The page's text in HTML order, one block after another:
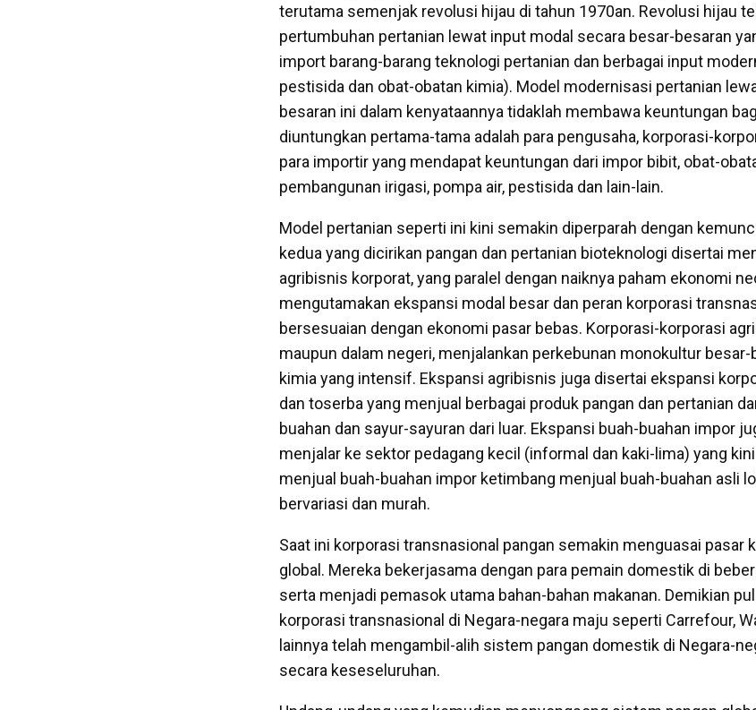
terutama semenjak revolusi hijau di tahun 1970an. Revolusi hijau
pertumbuhan pertanian lewat input modal secara besar-besaran
import barang-barang teknologi pertanian dan berbagai input
pestisida dan obat-obatan kimia). Model modernisasi pertanian
besaran ini dalam kenyataannya tidaklah membawa keuntungan
diuntungkan pertama-tama adalah para pengusaha, korporasi-
para importir yang mendapat keuntungan dari impor bibit, obat-
pembangunan irigasi, pompa air, pestisida dan lain-lain.
Model pertanian seperti ini kini semakin diperparah dengan
kedua yang dicirikan pangan dan pertanian bioteknologi disertai
agribisnis korporat, yang paralel dengan naiknya paham ekonomi
mengutamakan ekspansi modal besar dan peran korporasi
bersesuaian dengan ekonomi pasar bebas. Korporasi-korporasi
maupun dalam negeri, menjalankan perkebunan monokultur
kimia yang intensif. Ekspansi agribisnis juga disertai ekspansi
dan toserba yang menjual berbagai produk pangan dan pertanian
buahan dan sayur-sayuran dari luar. Ekspansi buah-buahan impor
menjalar ke sektor pedagang kecil (informal dan kaki-lima) yang
menjual buah-buahan impor ketimbang menjual buah-buahan asli
bervariasi dan murah.
Saat ini korporasi transnasional pangan semakin menguasai pasar
global. Mereka bekerjasama dengan para pemain domestik di
serta menjadi pemasok utama bahan-bahan makanan. Demikian
korporasi transnasional di Negara-negara maju seperti Carrefour,
lainnya telah mengambil-alih sistem pangan domestik di Negara-
secara keseseluruhan.